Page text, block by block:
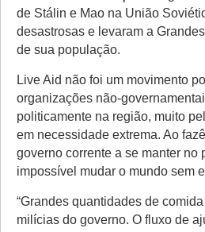
de Stálin e Mao na União
desastrosas e levaram a
de sua população.
Live Aid não foi um movimento
organizações não-
politicamente na região, muito
em necessidade extrema. Ao
governo corrente a se manter
impossível mudar o mundo sem
“Grandes quantidades de
milícias do governo. O fluxo de